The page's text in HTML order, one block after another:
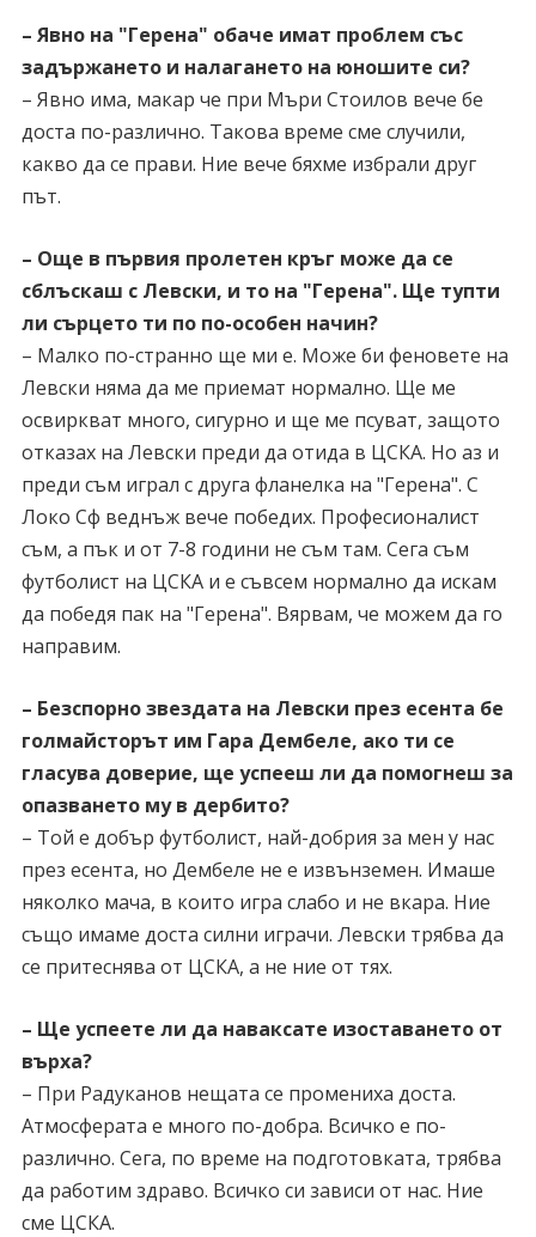
– Явно на "Герена" обаче имат проблем със
задържането и налагането на юношите си?
– Явно има, макар че при Мъри Стоилов вече бе
доста по-различно. Такова време сме случили,
какво да се прави. Ние вече бяхме избрали друг
път.
– Още в първия пролетен кръг може да се
сблъскаш с Левски, и то на "Герена". Ще тупти
ли сърцето ти по по-особен начин?
– Малко по-странно ще ми е. Може би феновете на
Левски няма да ме приемат нормално. Ще ме
освиркват много, сигурно и ще ме псуват, защото
отказах на Левски преди да отида в ЦСКА. Но аз и
преди съм играл с друга фланелка на "Герена". С
Локо Сф веднъж вече победих. Професионалист
съм, а пък и от 7-8 години не съм там. Сега съм
футболист на ЦСКА и е съвсем нормално да искам
да победя пак на "Герена". Вярвам, че можем да го
направим.
– Безспорно звездата на Левски през есента бе
голмайсторът им Гара Дембеле, ако ти се
гласува доверие, ще успееш ли да помогнеш за
опазването му в дербито?
– Той е добър футболист, най-добрия за мен у нас
през есента, но Дембеле не е извънземен. Имаше
няколко мача, в които игра слабо и не вкара. Ние
също имаме доста силни играчи. Левски трябва да
се притеснява от ЦСКА, а не ние от тях.
– Ще успеете ли да наваксате изоставането от
върха?
– При Радуканов нещата се промениха доста.
Атмосферата е много по-добра. Всичко е по-
различно. Сега, по време на подготовката, трябва
да работим здраво. Всичко си зависи от нас. Ние
сме ЦСКА.